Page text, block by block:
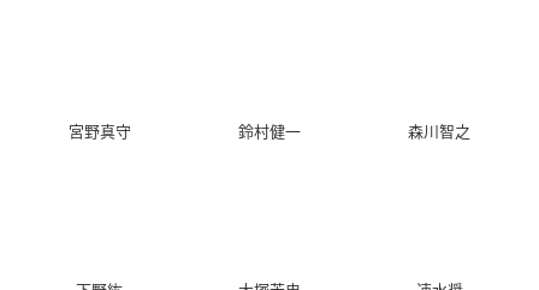
宮野真守 鈴村健一 森川智之